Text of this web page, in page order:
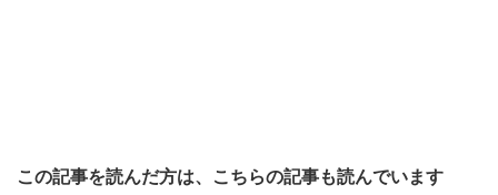
この記事を読んだ方は、こちらの記事も読んでいます